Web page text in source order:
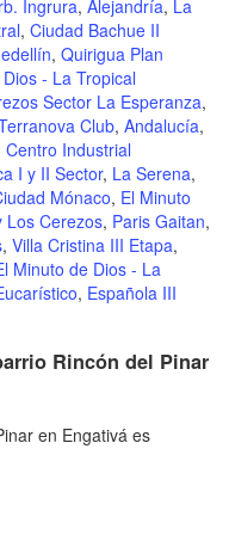
Ingrura, Alejandría, La
, Ciudad Bachue II
, Quirigua Plan
- La Tropical
Sector La Esperanza,
Club, Andalucía,
Industrial
I y II Sector, La Serena,
Mónaco, El Minuto
Los Cerezos, Paris Gaitan,
, Villa Cristina III Etapa,
Minuto de Dios - La
, Española III
Rincón del Pinar
en Engativá es